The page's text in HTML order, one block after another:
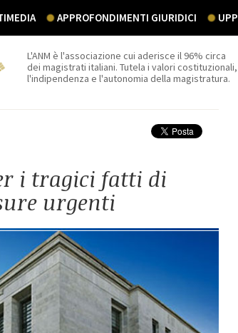
APPROFONDIMENTI GIURIDICI UPP
L'ANM è l'associazione cui aderisce il 96% circa
dei magistrati italiani. Tutela i valori costituzionali,
l'indipendenza e l'autonomia della magistratura.
i tragici fatti di
urgenti